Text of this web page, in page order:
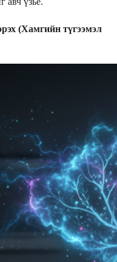
(Хамгийн түгээмэл